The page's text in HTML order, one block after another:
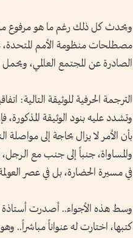
ويحدث كل ذلك رغم ما هو مرفوع من
مصطلحات منظومة الأمم
الصادرة عن المجتمع العالمي،
الترجمة الحرفية للوثيقة التالية:
وتشدد عليه بنود الوثيقة
بأن الأمر لا يزال بحاجة إلى مواصلة
والمساواة، جنباً إلى جنب مع الرجل،
في مسيرة الحضارة، بل في عصر
وسط هذه الأجواء.. أصدرت أستاذة
كتبها، اختارت له عنواناً مباشراً..